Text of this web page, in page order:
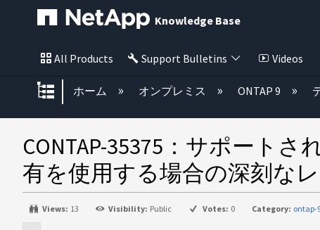
Knowledge Base
All Products Support Bulletins Videos
グローバル階層を展開/折りたた
ホーム オンプレミス ONTAP 9
CONTAP-35375：サポート
有を使用する場合の深刻な
Views: 13 Visibility: Public Votes: 0 Category: ontap-